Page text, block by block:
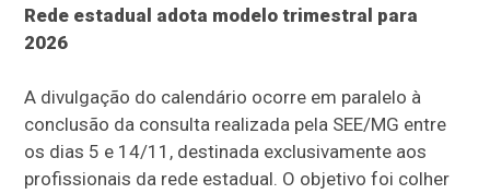
Rede estadual adota modelo trimestral para
2026
A divulgação do calendário ocorre em paralelo à
conclusão da consulta realizada pela SEE/MG entre
os dias 5 e 14/11, destinada exclusivamente aos
profissionais da rede estadual. O objetivo foi colher